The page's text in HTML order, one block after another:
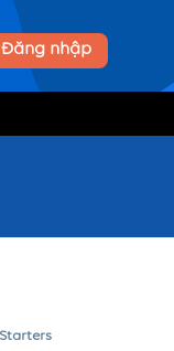
Đăng nhập